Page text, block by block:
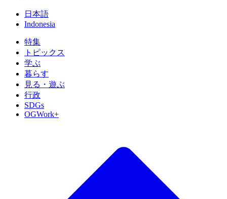
日本語
Indonesia
特集
トピックス
学ぶ
暮らす
見る・遊ぶ
行政
SDGs
OGWork+